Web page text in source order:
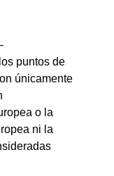
puntos de
únicamente
o la
ni la